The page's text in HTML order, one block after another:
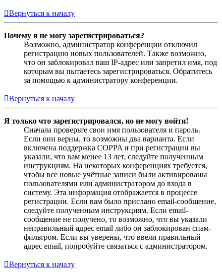
Вернуться к началу
Почему я не могу зарегистрироваться?
Возможно, администратор конференции отключил
регистрацию новых пользователей. Также возможно,
что он заблокировал ваш IP-адрес или запретил имя, под
которым вы пытаетесь зарегистрироваться. Обратитесь
за помощью к администратору конференции.
Вернуться к началу
Я только что зарегистрировался, но не могу войти!
Сначала проверьте свои имя пользователя и пароль.
Если они верны, то возможны два варианта. Если
включена поддержка COPPA и при регистрации вы
указали, что вам менее 13 лет, следуйте полученным
инструкциям. На некоторых конференциях требуется,
чтобы все новые учётные записи были активированы
пользователями или администратором до входа в
систему. Эта информация отображается в процессе
регистрации. Если вам было прислано email-сообщение,
следуйте полученным инструкциям. Если email-
сообщение не получено, то возможно, что вы указали
неправильный адрес email либо он заблокирован спам-
фильтром. Если вы уверены, что ввели правильный
адрес email, попробуйте связаться с администратором.
Вернуться к началу